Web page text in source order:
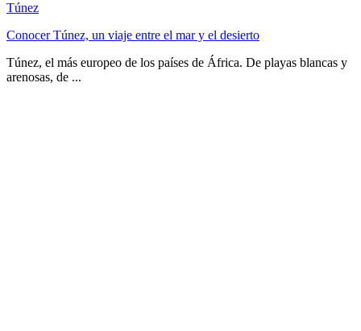
Túnez
Conocer Túnez, un viaje entre el mar y el desierto
Túnez, el más europeo de los países de África. De playas blancas y
arenosas, de ...